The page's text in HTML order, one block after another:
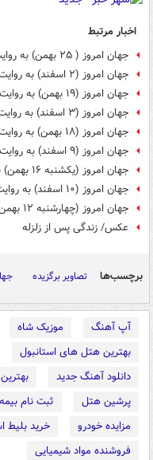
اخبار مرتبط
جهان امروز ( ۲۵ بهمن) به روایت تصویر
جهان امروز (۲ اسفند) به روایت تصویر
جهان امروز (۱۹ بهمن) به روایت تصویر
جهان امروز (۳ اسفند) به روایت تصویر
جهان امروز (۱۸ بهمن) به روایت تصویر
جهان امروز (۹ اسفند) به روایت تصویر
جهان امروز (یکشنبه ۱۶ بهمن) به روایت تصویر
جهان امروز (۱۰ اسفند) به روایت تصویر
جهان امروز (چهارشنبه ۱۲ بهمن) به روایت تصویر
عکس/ زندگی پس از زلزله
برچسب‌ها تصاویر برگزیده
آپ آهنگ موزیک شاه
بهترین هتل های استانبول
دانلود آهنگ جدید
پرشین هتل
ثبت نام
مزایده خودرو
خرید بلیط
فروشنده مواد شیمیایی